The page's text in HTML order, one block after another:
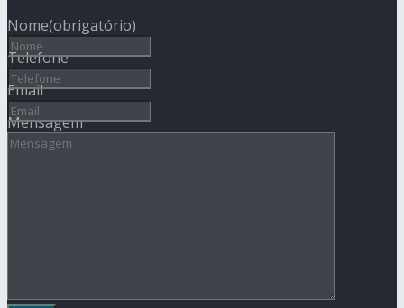
Nome(obrigatório)
Telefone
Email
Mensagem